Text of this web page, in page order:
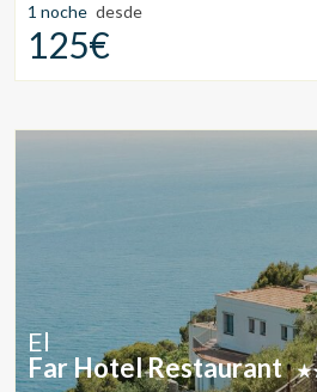
1 noche desde
125€
El
Far Hotel Restaurant